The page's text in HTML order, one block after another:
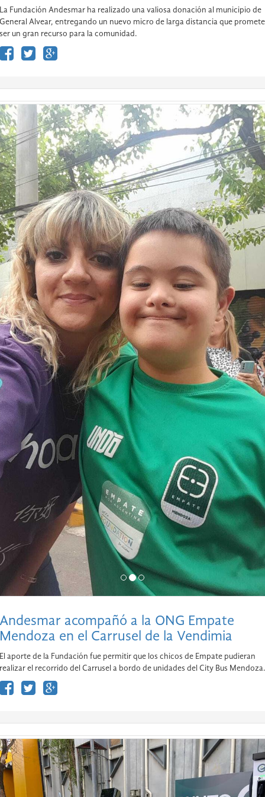
La Fundación Andesmar ha realizado una valiosa donación al municipio de
General Alvear, entregando un nuevo micro de larga distancia que promete
ser un gran recurso para la comunidad.
Andesmar acompañó a la ONG Empate
Mendoza en el Carrusel de la Vendimia
El aporte de la Fundación fue permitir que los chicos de Empate pudieran
realizar el recorrido del Carrusel a bordo de unidades del City Bus Mendoza.